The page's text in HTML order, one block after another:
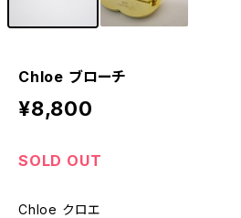
Chloe ブローチ
¥8,800
SOLD OUT
Chloe クロエ